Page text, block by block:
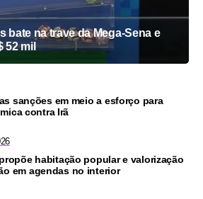
bate na trave da Mega-Sena e
52 mil
sanções em meio a esforço para
contra Irã
habitação popular e valorização
em agendas no interior